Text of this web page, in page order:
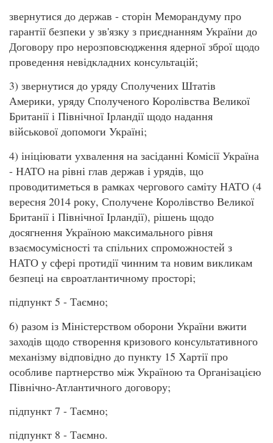
звернутися до держав - сторін Меморандуму про
гарантії безпеки у зв'язку з приєднанням України до
Договору про нерозповсюдження ядерної зброї щодо
проведення невідкладних консультацій;
3) звернутися до уряду Сполучених Штатів
Америки, уряду Сполученого Королівства Великої
Британії і Північної Ірландії щодо надання
військової допомоги Україні;
4) ініціювати ухвалення на засіданні Комісії Україна
- НАТО на рівні глав держав і урядів, що
проводитиметься в рамках чергового саміту НАТО (4
вересня 2014 року, Сполучене Королівство Великої
Британії і Північної Ірландії), рішень щодо
досягнення Україною максимального рівня
взаємосумісності та спільних спроможностей з
НАТО у сфері протидії чинним та новим викликам
безпеці на євроатлантичному просторі;
підпункт 5 - Таємно;
6) разом із Міністерством оборони України вжити
заходів щодо створення кризового консультативного
механізму відповідно до пункту 15 Хартії про
особливе партнерство між Україною та Організацією
Північно-Атлантичного договору;
підпункт 7 - Таємно;
підпункт 8 - Таємно.